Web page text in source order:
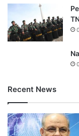
Recent News